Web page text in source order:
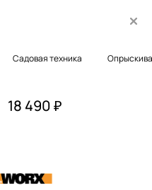
Садовая техника
18 490 ₽